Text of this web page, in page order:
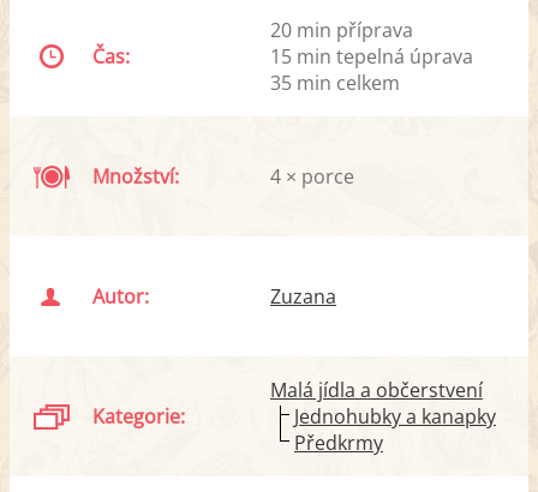
Čas:
20 min příprava
15 min tepelná úprava
35 min celkem
Množství: 4 × porce
Autor: Zuzana
Kategorie:
Malá jídla a občerstvení
Jednohubky a kanapky
Předkrmy